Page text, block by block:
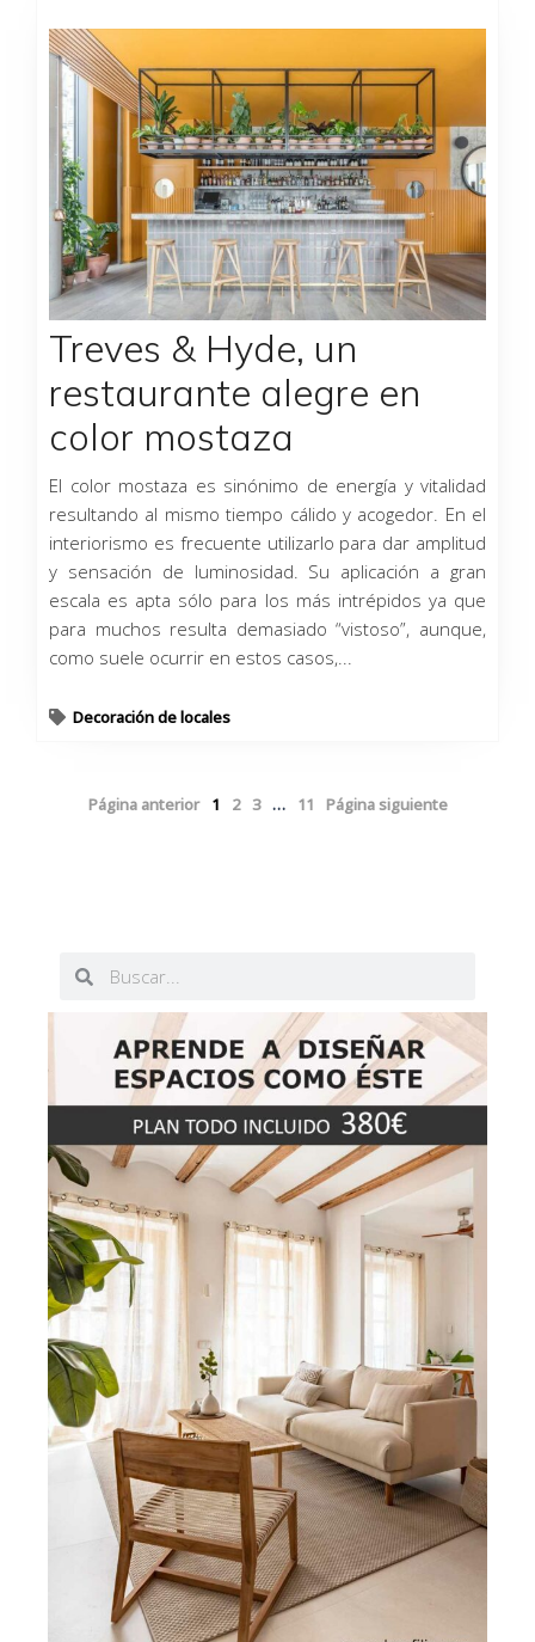
Treves & Hyde, un
restaurante alegre en
color mostaza
El color mostaza es sinónimo de energía y vitalidad
resultando al mismo tiempo cálido y acogedor. En el
interiorismo es frecuente utilizarlo para dar amplitud
y sensación de luminosidad. Su aplicación a gran
escala es apta sólo para los más intrépidos ya que
para muchos resulta demasiado “vistoso”, aunque,
como suele ocurrir en estos casos,...
Decoración de locales
Página anterior 1 2 3 … 11 Página siguiente